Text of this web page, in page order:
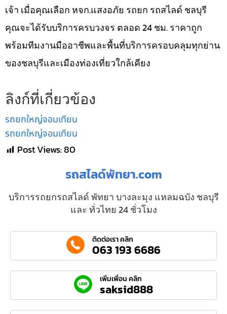
เจ้า เมื่อคุณเลือก หจก.แสงอภัย รถยก รถสไลด์ ชลบุรี
คุณจะได้รับบริการครบวงจร ตลอด 24 ชม. ราคาถูก
พร้อมทีมงานมืออาชีพและพื้นที่บริการครอบคลุมทุกย่าน
ของชลบุรีและเมืองท่องเที่ยวใกล้เคียง
ลิงก์ที่เกี่ยวข้อง
รถยกใหญ่จอมเทียน
รถยกใหญ่จอมเทียน
Post Views:80
รถสไลด์พัทยา.com
บริการรถยกรถสไลด์ พัทยา บางละมุง แหลมฉบัง ชลบุรี
และ ทั่วไทย 24 ชั่วโมง
ติดต่อเรา คลิก
063 193 6686
เพิ่มเพื่อน คลิก
saksid888